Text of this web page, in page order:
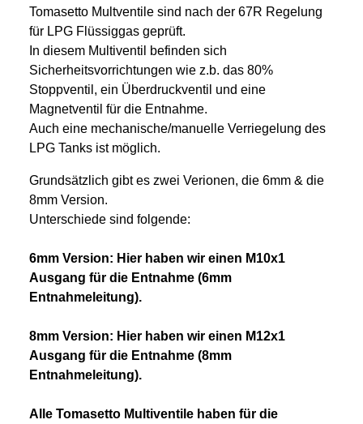
Tomasetto Multventile sind nach der 67R Regelung
für LPG Flüssiggas geprüft.
In diesem Multiventil befinden sich
Sicherheitsvorrichtungen wie z.b. das 80%
Stoppventil, ein Überdruckventil und eine
Magnetventil für die Entnahme.
Auch eine mechanische/manuelle Verriegelung des
LPG Tanks ist möglich.
Grundsätzlich gibt es zwei Verionen, die 6mm & die
8mm Version.
Unterschiede sind folgende:
6mm Version: Hier haben wir einen M10x1
Ausgang für die Entnahme (6mm
Entnahmeleitung).
8mm Version: Hier haben wir einen M12x1
Ausgang für die Entnahme (8mm
Entnahmeleitung).
Alle Tomasetto Multiventile haben für die